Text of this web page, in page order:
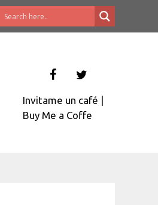
Invitame un café |
Buy Me a Coffe